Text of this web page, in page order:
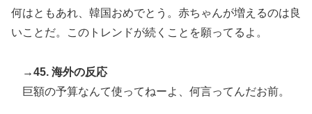
何はともあれ、韓国おめでとう。赤ちゃんが増えるのは良
いことだ。このトレンドが続くことを願ってるよ。
→45. 海外の反応
巨額の予算なんて使ってねーよ、何言ってんだお前。